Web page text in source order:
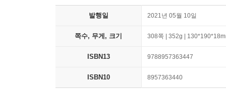
발행일 2021년 05월 10일
쪽수, 무게, 크기 308쪽 | 352g |
ISBN13 9788957363447
ISBN10 8957363440